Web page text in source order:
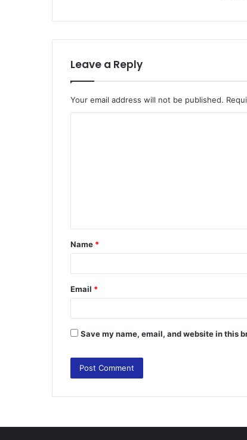
Leave a Reply
Your email address will not be published.
t
*
Name *
Email *
Save my name, email, and website in this